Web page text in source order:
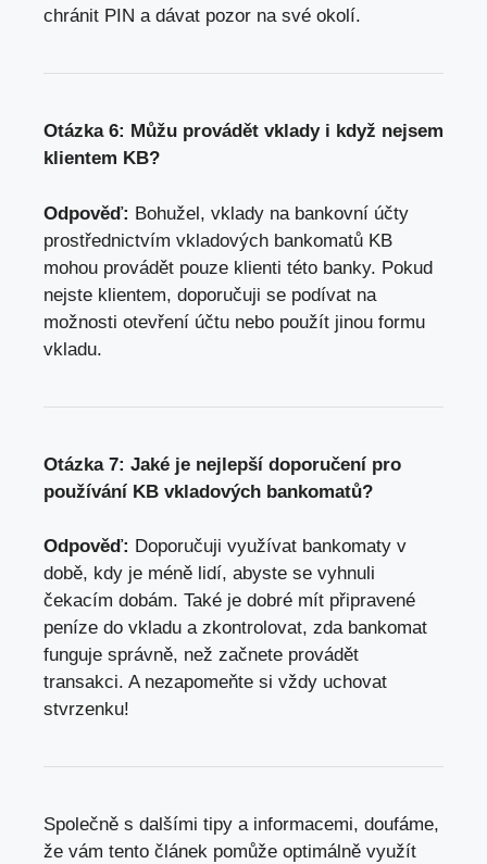
chránit PIN a dávat pozor na své okolí.
Otázka 6: Můžu provádět vklady i když nejsem
klientem KB?
Odpověď: Bohužel, vklady na bankovní účty
prostřednictvím vkladových bankomatů KB
mohou provádět pouze klienti této banky. Pokud
nejste klientem, doporučuji se podívat na
možnosti otevření účtu nebo použít jinou formu
vkladu.
Otázka 7: Jaké je nejlepší doporučení pro
používání KB vkladových bankomatů?
Odpověď: Doporučuji využívat bankomaty v
době, kdy je méně lidí, abyste se vyhnuli
čekacím dobám. Také je dobré mít připravené
peníze do vkladu a zkontrolovat, zda bankomat
funguje správně, než začnete provádět
transakci. A nezapomeňte si vždy uchovat
stvrzenku!
Společně s dalšími tipy a informacemi, doufáme,
že vám tento článek pomůže optimálně využít